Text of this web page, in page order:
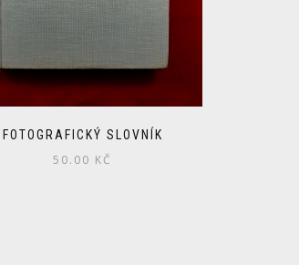
FOTOGRAFICKÝ SLOVNÍK
50.00 KČ